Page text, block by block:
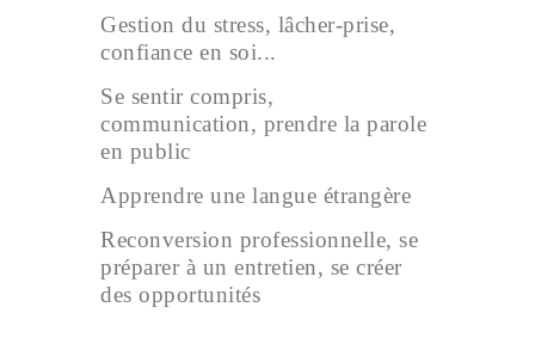
Gestion du stress, lâcher-prise,
confiance en soi...
Se sentir compris,
communication, prendre la parole
en public
Apprendre une langue étrangère
Reconversion professionnelle, se
préparer à un entretien, se créer
des opportunités